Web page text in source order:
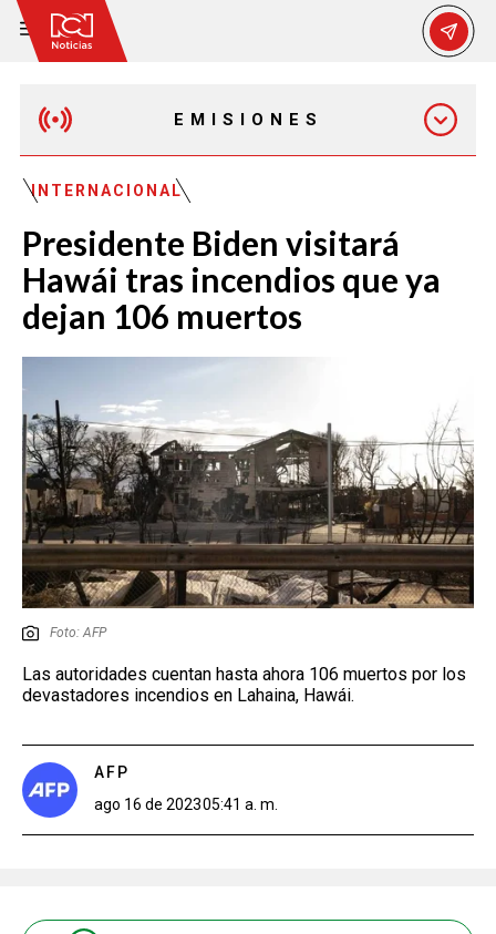
EMISIONES
EMISIÓN 7:00 PM
INTERNACIONAL
Presidente Biden visitará
Hawái tras incendios que ya
dejan 106 muertos
Foto: AFP
Las autoridades cuentan hasta ahora 106 muertos por los
devastadores incendios en Lahaina, Hawái.
AFP
ago 16 de 202305:41 a. m.